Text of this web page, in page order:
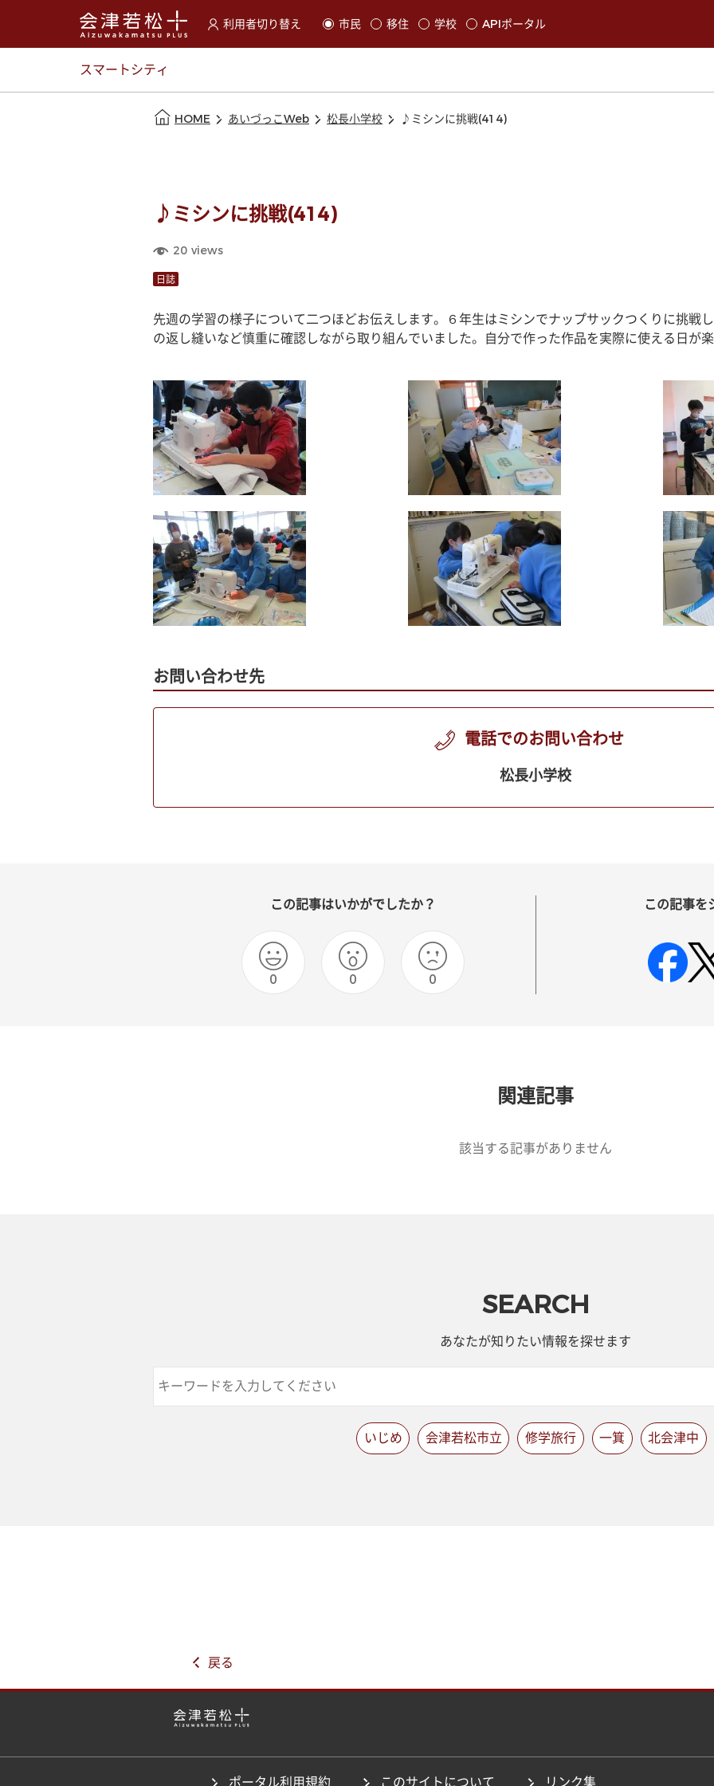
利用者切り替え
選択すると利用者の切替が発生します
市民 移住 学校 APIポータル
スマートシティ
HOME あいづっこWeb 松長小学校 ♪ミシンに挑戦(414)
♪ミシンに挑戦(414)
20 views
日誌
先週の学習の様子について二つほどお伝えします。６年生はミシンでナップサックつくりに挑戦
の返し縫いなど慎重に確認しながら取り組んでいました。自分で作った作品を実際に使える日が
お問い合わせ先
電話でのお問い合わせ
松長小学校
この記事はいかがでしたか？
0 0 0
この記事を
関連記事
該当する記事がありません
SEARCH
あなたが知りたい情報を探せます
いじめ 会津若松市立 修学旅行 一箕 北会津中
戻る
ポータル利用規約 このサイトについて リンク集